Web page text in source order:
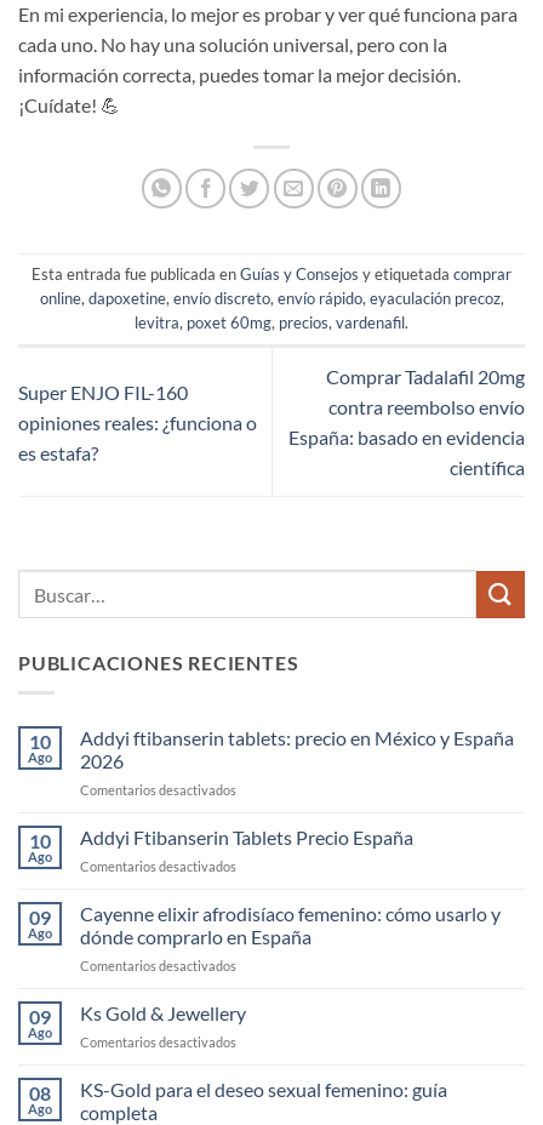
En mi experiencia, lo mejor es probar y ver qué funciona para
cada uno. No hay una solución universal, pero con la
información correcta, puedes tomar la mejor decisión.
¡Cuídate! 💪
Esta entrada fue publicada enGuías y Consejos y etiquetada comprar
online,dapoxetine,envío discreto,envío rápido,eyaculación precoz,
levitra, poxet 60mg, precios,vardenafil.
Super ENJO FIL-160
opiniones reales: ¿funciona o
es estafa?
Comprar Tadalafil 20mg
contra reembolso envío
España: basado en evidencia
científica
PUBLICACIONES RECIENTES
10
Ago
Addyi ftibanserin tablets: precio en México y España
2026
Comentarios desactivados
ftibanserin
tablets:
precio
México
y
España
2026
10
Ago
Addyi Ftibanserin Tablets Precio España
Comentarios desactivados
Ftibanserin
Tablets
Precio
España
09
Ago
Cayenne elixir afrodisíaco femenino: cómo usarlo y
dónde comprarlo en España
Comentarios desactivados
afrodisíaco
femenino:
usarlo
09
Ago
Ks Gold & Jewellery
Comentarios desactivados
&
08
Ago
KS-Gold para el deseo sexual femenino: guía
completa